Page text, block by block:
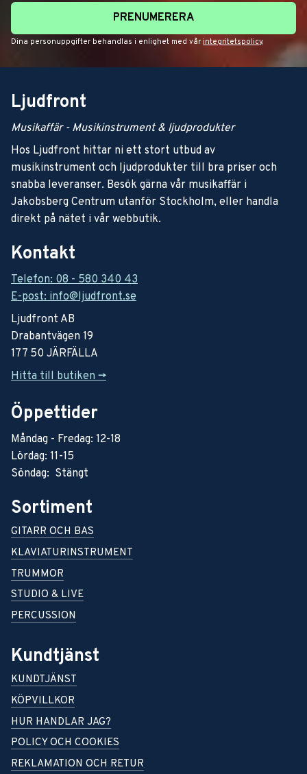
PRENUMERERA
Dina personuppgifter behandlas i enlighet med vår integritetspolicy.
Ljudfront
Musikaffär - Musikinstrument & ljudprodukter
Hos Ljudfront hittar ni ett stort utbud av
musikinstrument och ljudprodukter till bra priser och
snabba leveranser. Besök gärna vår musikaffär i
Jakobsberg Centrum utanför Stockholm, eller handla
direkt på nätet i vår webbutik.
Kontakt
Telefon: 08 - 580 340 43
E-post: info@ljudfront.se
Ljudfront AB
Drabantvägen 19
177 50 JÄRFÄLLA
Hitta till butiken ->
Öppettider
Måndag - Fredag: 12-18
Lördag: 11-15
Söndag: Stängt
Sortiment
GITARR OCH BAS
KLAVIATURINSTRUMENT
TRUMMOR
STUDIO & LIVE
PERCUSSION
Kundtjänst
KUNDTJÄNST
KÖPVILLKOR
HUR HANDLAR JAG?
POLICY OCH COOKIES
REKLAMATION OCH RETUR